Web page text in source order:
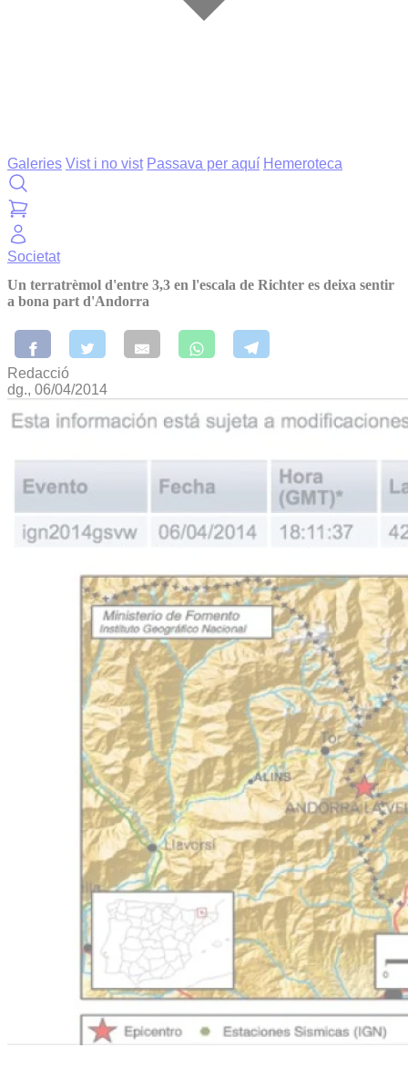
Galeries Vist i no vist Passava per aquí Hemeroteca
Societat
Un terratrèmol d'entre 3,3 en l'escala de Richter es deixa sentir
a bona part d'Andorra
Redacció
dg., 06/04/2014